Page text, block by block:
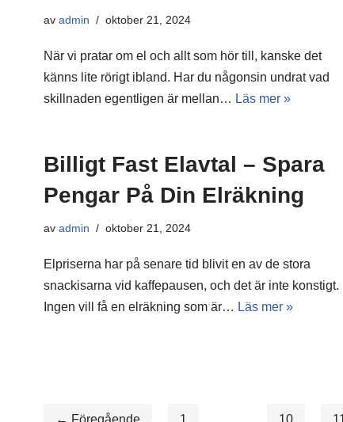
av admin oktober 21, 2024
När vi pratar om el och allt som hör till, kanske det
känns lite rörigt ibland. Har du någonsin undrat vad
skillnaden egentligen är mellan… Läs mer »
Billigt Fast Elavtal – Spara
Pengar På Din Elräkning
av admin oktober 21, 2024
Elpriserna har på senare tid blivit en av de stora
snackisarna vid kaffepausen, och det är inte konstigt.
Ingen vill få en elräkning som är… Läs mer »
← Föregående 1 10 11